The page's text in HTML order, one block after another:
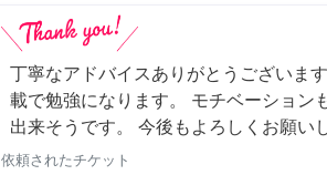
丁寧なアドバイスありがとうございま
載で勉強になります。 モチベーション
出来そうです。 今後もよろしくお願い
依頼されたチケット